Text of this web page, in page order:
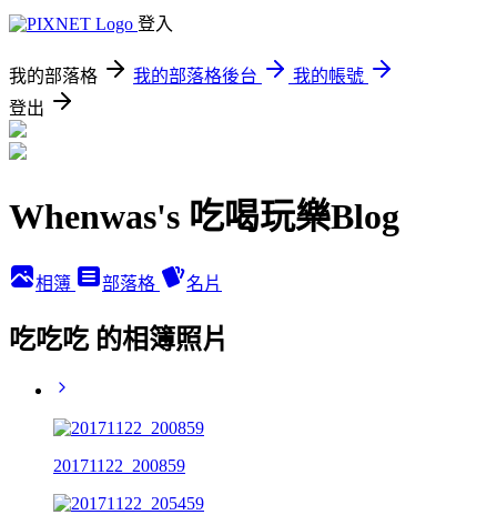
登入
我的部落格 我的部落格後台
我的帳號
登出
Whenwas's 吃喝玩樂Blog
相簿 部落格 名片
吃吃吃 的相簿照片
20171122_200859